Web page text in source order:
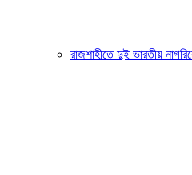
রাজশাহীতে দুই ভারতীয়